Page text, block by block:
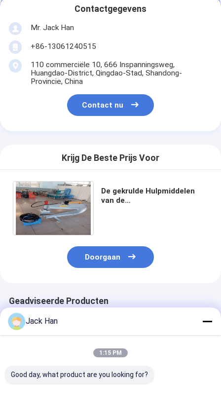
Contactgegevens
Mr. Jack Han
+86-13061240515
110 commerciële 10, 666 Inspanningsweg,
Huangdao-District, Qingdao-Stad, Shandong-
Provincie, China
Contact nu
Krijg De Beste Prijs Voor
De gekrulde Hulpmiddelen
van de
Doorgaan
Geadviseerde Producten
Jack Han
1:15 PM
Good day, what product are you looking for?